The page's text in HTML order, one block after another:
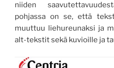
niiden
pohjassa on se, että
muuttuu liehureunaksi ja
alt-tekstit sekä kuvioille ja